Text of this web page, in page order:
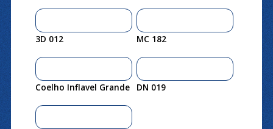
3D 012 MC 182
Coelho Inflavel Grande DN 019